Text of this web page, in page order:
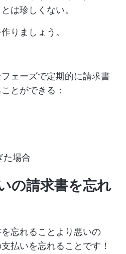
は珍しくない。
りましょう。
ェーズで定期的に請求書
とができる：
た場合
の請求書を忘れ
忘れることより悪いの
払いを忘れることです！